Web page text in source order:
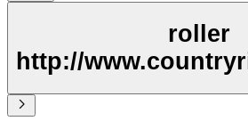
roller
http://